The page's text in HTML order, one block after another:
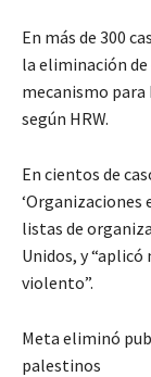
En más de 300
la eliminación
mecanismo
según HRW.
En cientos de
‘Organizaciones
listas de
Unidos, y
violento”.
Meta eliminó
palestinos